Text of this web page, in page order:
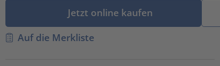
Jetzt online kaufen
Auf die Merkliste